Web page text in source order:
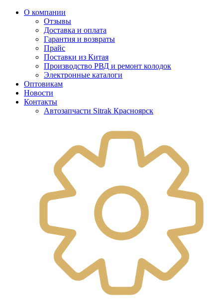
О компании
Отзывы
Доставка и оплата
Гарантия и возвраты
Прайс
Поставки из Китая
Производство РВД и ремонт колодок
Электронные каталоги
Оптовикам
Новости
Контакты
Автозапчасти Sitrak Красноярск